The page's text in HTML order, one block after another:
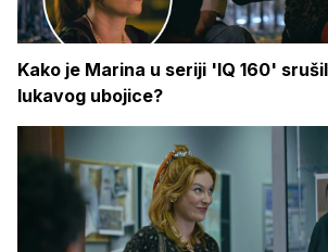
Kako je Marina u seriji 'IQ 160'
lukavog ubojice?